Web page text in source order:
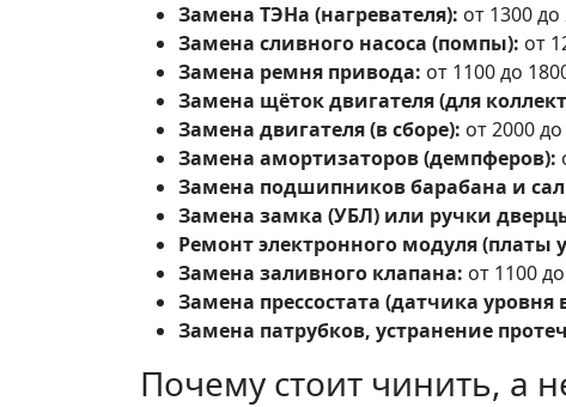
Замена ТЭНа (нагревателя): от 1300
Замена сливного насоса (помпы): от
Замена ремня привода: от 1100 до
Замена щёток двигателя (для
Замена двигателя (в сборе): от 2000
Замена амортизаторов (демпферов):
Замена подшипников барабана и
Замена замка (УБЛ) или ручки
Ремонт электронного модуля (платы
Замена заливного клапана: от 1100
Замена прессостата (датчика уровня
Замена патрубков, устранение
Почему стоит чинить, а